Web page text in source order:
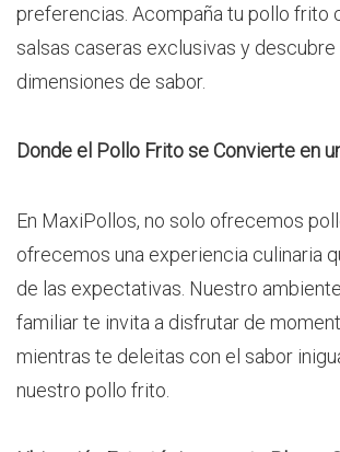
preferencias. Acompaña tu pollo frito
salsas caseras exclusivas y descubre
dimensiones de sabor.
Donde el Pollo Frito se Convierte en
En MaxiPollos, no solo ofrecemos
ofrecemos una experiencia culinaria
de las expectativas. Nuestro
familiar te invita a disfrutar de
mientras te deleitas con el sabor
nuestro pollo frito.